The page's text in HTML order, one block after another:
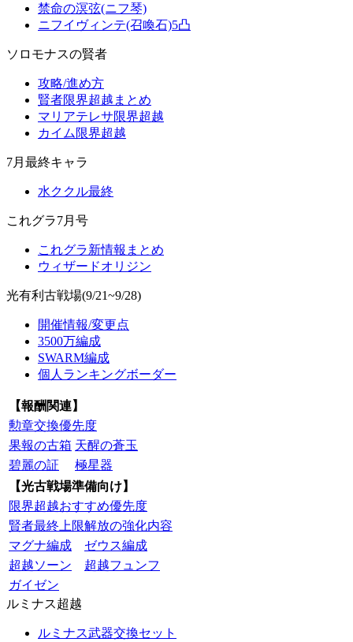
禁命の溟弦(ニフ琴)
ニフイヴィンテ(召喚石)5凸
ソロモナスの賢者
攻略/進め方
賢者限界超越まとめ
マリアテレサ限界超越
カイム限界超越
7月最終キャラ
水ククル最終
これグラ7月号
これグラ新情報まとめ
ウィザードオリジン
光有利古戦場(9/21~9/28)
開催情報/変更点
3500万編成
SWARM編成
個人ランキングボーダー
【報酬関連】
勲章交換優先度
果報の古箱 天醒の蒼玉
碧麗の証
極星器
【光古戦場準備向け】
限界超越おすすめ優先度
賢者最終上限解放の強化内容
マグナ編成
ゼウス編成
超越ソーン
超越フュンフ
ガイゼン
ルミナス超越
ルミナス武器交換セット